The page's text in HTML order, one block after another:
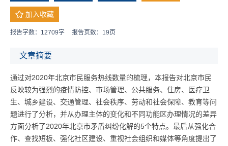
加入收藏
报告字数：12709字 报告页数：19页
文章摘要
通过对2020年北京市民服务热线数量的梳理，本报告对北京市民
反映较为强烈的疫情防控、市场管理、公共服务、住房、医疗卫
生、城乡建设、交通管理、社会秩序、劳动和社会保障、教育等问
题进行了分析，并从办理主体的变化和不同功能区办理情况的差异
方面分析了2020年北京市矛盾纠纷化解的5个特点。最后从强化合
作、查找短板、强化社区建设、重视社会组织和媒体等角度提出了